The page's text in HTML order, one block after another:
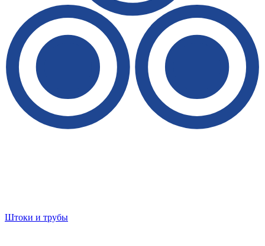
Штоки и трубы